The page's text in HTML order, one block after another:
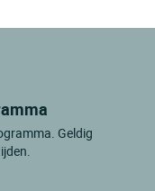
Geldig